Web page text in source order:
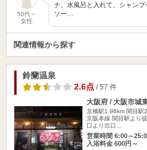
50代～
女性
ナ、水風呂と入れて、シャン
ソー…
関連情報から探す
鈴蘭温泉
2.6点/ 57 件
大阪府 / 大阪市城
京橋駅1.96km 関目駅
京阪本線 関目駅より
口より出口…
営業時間 6:00～
入浴料金 600円～